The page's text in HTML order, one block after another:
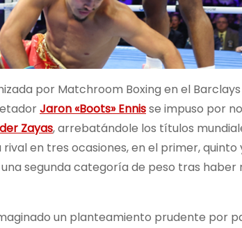
por Matchroom Boxing en el
Jaron «Boots» Ennisse impuso por
Zayas, arrebatándole los títulos
rival en tres ocasiones, en el primer,
segunda categoría de peso tras
un planteamiento prudente por